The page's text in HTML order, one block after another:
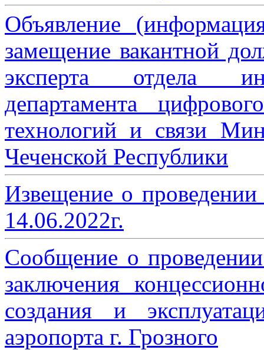
Объявление
замещение вакантной
эксперта отдела
департамента
технологий и связи
Чеченской Республики
Извещение о
14.06.2022г.
Сообщение о
заключения
создания и
аэропорта г. Грозного